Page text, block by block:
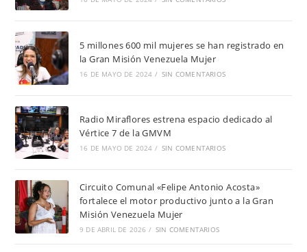
5 millones 600 mil mujeres se han registrado en
la Gran Misión Venezuela Mujer
16 DE MAYO DE 2024 / SIN COMENTARIOS
Radio Miraflores estrena espacio dedicado al
Vértice 7 de la GMVM
16 DE MAYO DE 2024 / SIN COMENTARIOS
Circuito Comunal «Felipe Antonio Acosta»
fortalece el motor productivo junto a la Gran
Misión Venezuela Mujer
9 DE ABRIL DE 2026 / SIN COMENTARIOS